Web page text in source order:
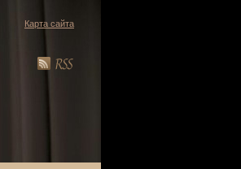
Карта сайта